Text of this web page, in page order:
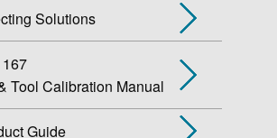
Solutions
Tool Calibration Manual
Guide